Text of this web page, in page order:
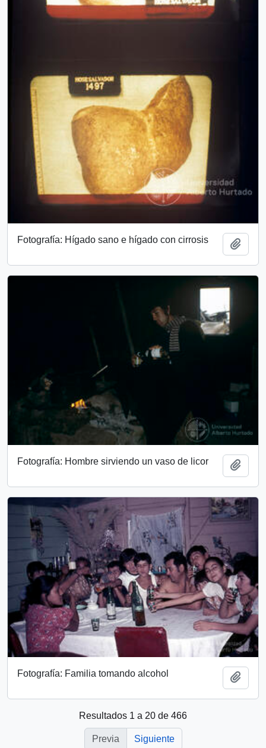
Fotografía: Hígado sano e hígado con cirrosis
Fotografía: Hombre sirviendo un vaso de licor
Fotografía: Familia tomando alcohol
Resultados 1 a 20 de 466
Previa Siguiente